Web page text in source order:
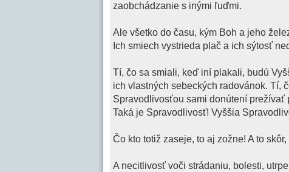
zaobchádzanie s inými ľuďmi.
Ale všetko do času, kým Boh a jeho
Ich smiech vystrieda plač a ich sýtosť
Tí, čo sa smiali, keď iní plakali, budú
ich vlastných sebeckých radovánok. Tí,
Spravodlivosťou sami donútení prežívať
Taká je Spravodlivosť! Vyššia
Čo kto totiž zaseje, to aj zožne! A to
A necitlivosť voči strádaniu, bolesti,